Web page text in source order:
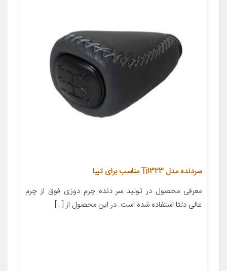
سردنده مدل Ti1323 مناسب برای تیبا
معرفی محصول در تولید سر دنده چرم دوزی فوق از چرم
عالی دلتا استفاده شده است. در این محصول از […]